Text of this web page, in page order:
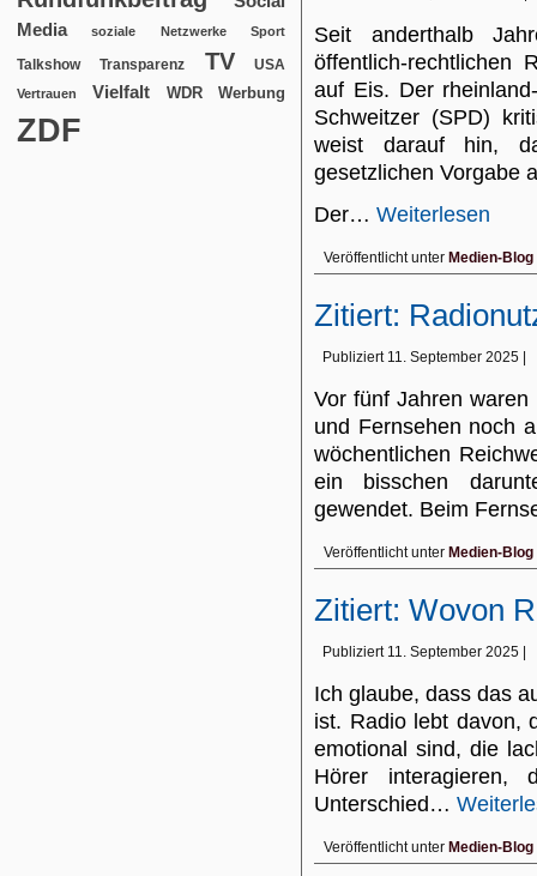
Media
soziale Netzwerke Sport
Talkshow Transparenz TV USA
Vertrauen Vielfalt WDR Werbung
ZDF
Seit anderthalb
öffentlich-rechtlichen
auf Eis. Der
Schweitzer (SPD)
weist darauf hin,
gesetzlichen Vorgabe
Der… Weiterlesen
Veröffentlicht unter Medien-Blog
Zitiert:
Publiziert 11. September 2025
Vor fünf Jahren
und Fernsehen noch
wöchentlichen
ein bisschen
gewendet. Beim
Veröffentlicht unter Medien-Blog
Zitiert: Wovon
Publiziert 11. September 2025
Ich glaube, dass das
ist. Radio lebt davon,
emotional sind, die
Hörer interagieren,
Unterschied…
Veröffentlicht unter Medien-Blog